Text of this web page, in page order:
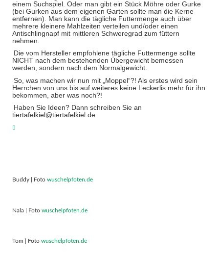
einem Suchspiel. Oder man gibt ein Stück Möhre oder Gurke
(bei Gurken aus dem eigenen Garten sollte man die Kerne
entfernen). Man kann die tägliche Futtermenge auch über
mehrere kleinere Mahlzeiten verteilen und/oder einen
Antischlingnapf mit mittleren Schweregrad zum füttern
nehmen.
Die vom Hersteller empfohlene tägliche Futtermenge sollte
NICHT nach dem bestehenden Übergewicht bemessen
werden, sondern nach dem Normalgewicht.
So, was machen wir nun mit „Moppel“?! Als erstes wird sein
Herrchen von uns bis auf weiteres keine Leckerlis mehr für ihn
bekommen, aber was noch?!
Haben Sie Ideen? Dann schreiben Sie an
tiertafelkiel@tiertafelkiel.de
Buddy | Foto wuschelpfoten.de
Nala | Foto wuschelpfoten.de
Tom | Foto wuschelpfoten.de